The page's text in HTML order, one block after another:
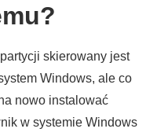
skierowany jest
Windows, ale co
nowo instalować
w systemie Windows